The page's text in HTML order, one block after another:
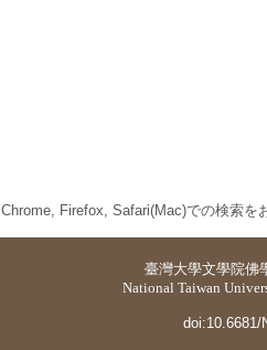
Chrome, Firefox, Safari(Mac)での検索を
臺灣大學文學院佛
National Taiwan
doi:10.6681/